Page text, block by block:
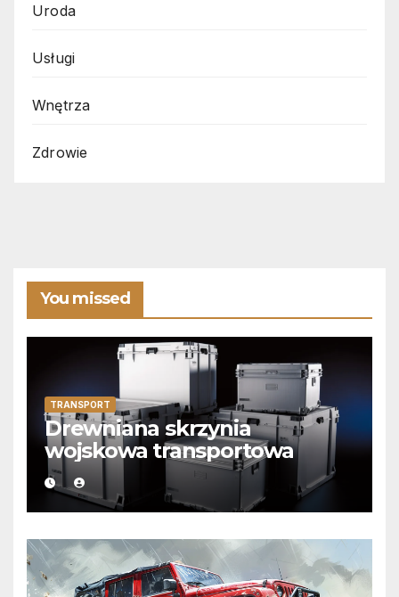
Uroda
Usługi
Wnętrza
Zdrowie
You missed
TRANSPORT
Drewniana skrzynia
wojskowa transportowa